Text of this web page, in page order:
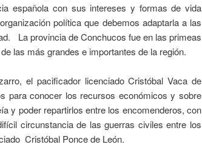
española con sus intereses y formas de vida
política que debemos adaptarla a las
La provincia de Conchucos fue en las primeas
las más grandes e importantes de la región.
el pacificador licenciado Cristóbal Vaca de
para conocer los recursos económicos y sobre
y poder repartirlos entre los encomenderos, con
circunstancia de las guerras civiles entre los
Cristóbal Ponce de León.